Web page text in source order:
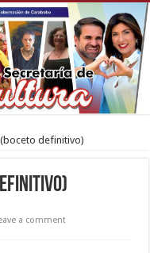
definitivo)
a comment